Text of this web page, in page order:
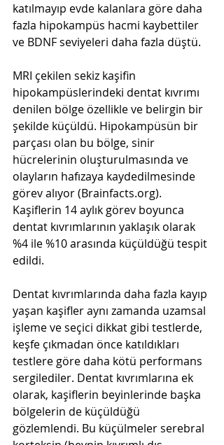
katılmayıp evde kalanlara göre daha
fazla hipokampüs hacmi kaybettiler
ve BDNF seviyeleri daha fazla düştü.
MRI çekilen sekiz kaşifin
hipokampüslerindeki dentat kıvrımı
denilen bölge özellikle ve belirgin bir
şekilde küçüldü. Hipokampüsün bir
parçası olan bu bölge, sinir
hücrelerinin oluşturulmasında ve
olayların hafızaya kaydedilmesinde
görev alıyor (Brainfacts.org).
Kaşiflerin 14 aylık görev boyunca
dentat kıvrımlarının yaklaşık olarak
%4 ile %10 arasında küçüldüğü tespit
edildi.
Dentat kıvrımlarında daha fazla kayıp
yaşan kaşifler aynı zamanda uzamsal
işleme ve seçici dikkat gibi testlerde,
keşfe çıkmadan önce katıldıkları
testlere göre daha kötü performans
sergilediler. Dentat kıvrımlarına ek
olarak, kaşiflerin beyinlerinde başka
bölgelerin de küçüldüğü
gözlemlendi. Bu küçülmeler serebral